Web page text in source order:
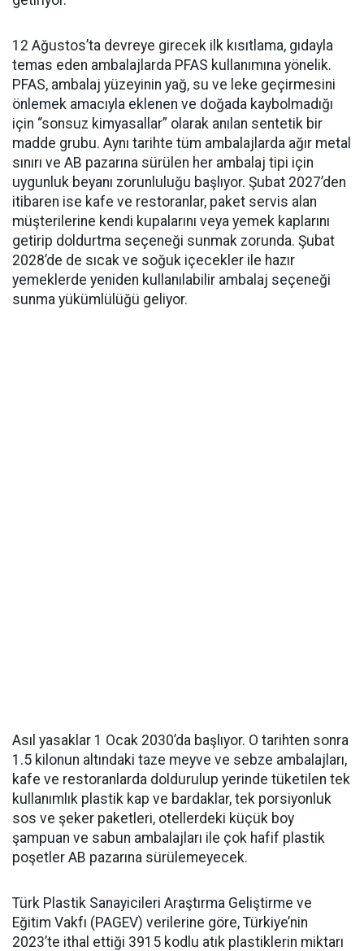
12 Ağustos’ta devreye girecek ilk kısıtlama, gıdayla
temas eden ambalajlarda PFAS kullanımına yönelik.
PFAS, ambalaj yüzeyinin yağ, su ve leke geçirmesini
önlemek amacıyla eklenen ve doğada kaybolmadığı
için “sonsuz kimyasallar” olarak anılan sentetik bir
madde grubu. Aynı tarihte tüm ambalajlarda ağır metal
sınırı ve AB pazarına sürülen her ambalaj tipi için
uygunluk beyanı zorunluluğu başlıyor. Şubat 2027’den
itibaren ise kafe ve restoranlar, paket servis alan
müşterilerine kendi kupalarını veya yemek kaplarını
getirip doldurtma seçeneği sunmak zorunda. Şubat
2028’de de sıcak ve soğuk içecekler ile hazır
yemeklerde yeniden kullanılabilir ambalaj seçeneği
sunma yükümlülüğü geliyor.
Asıl yasaklar 1 Ocak 2030’da başlıyor. O tarihten sonra
1.5 kilonun altındaki taze meyve ve sebze ambalajları,
kafe ve restoranlarda doldurulup yerinde tüketilen tek
kullanımlık plastik kap ve bardaklar, tek porsiyonluk
sos ve şeker paketleri, otellerdeki küçük boy
şampuan ve sabun ambalajları ile çok hafif plastik
poşetler AB pazarına sürülemeyecek.
Türk Plastik Sanayicileri Araştırma Geliştirme ve
Eğitim Vakfı (PAGEV) verilerine göre, Türkiye’nin
2023’te ithal ettiği 3915 kodlu atık plastiklerin miktarı